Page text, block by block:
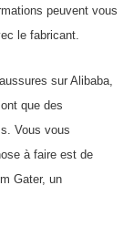
peuvent vous
le fabricant.
sur Alibaba,
que des
Vous vous
à faire est de
Gater, un